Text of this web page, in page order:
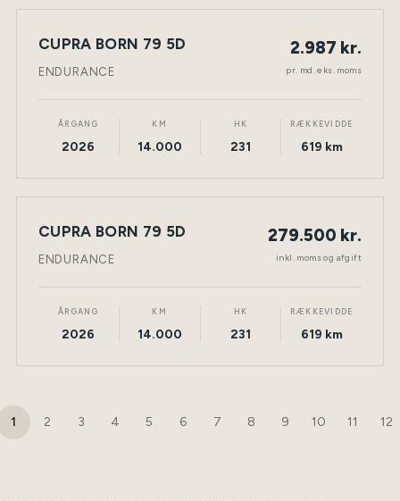
LEASING NY BIL TØNDER
CUPRA BORN 79 5D
ENDURANCE
2.987 kr.
pr. md. eks. moms
ÅRGANG
2026
KM
14.000
HK
231
RÆKKEVIDDE
619 km
NY BIL ELEKTRISK TØNDER
CUPRA BORN 79 5D
ENDURANCE
279.500 kr.
inkl. moms og afgift
ÅRGANG
2026
KM
14.000
HK
231
RÆKKEVIDDE
619 km
1 2 3 4 5 6 7 8 9 10 11 12